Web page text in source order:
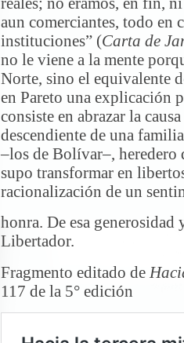
aun comerciantes, todo en
instituciones” (Carta de
no le viene a la mente
Norte, sino el equivalente
en Pareto una explicación
consiste en abrazar la
descendiente de una
–los de Bolívar–, heredero
supo transformar en
racionalización de un
honra. De esa
Libertador.
Fragmento editado de
117 de la 5° edición